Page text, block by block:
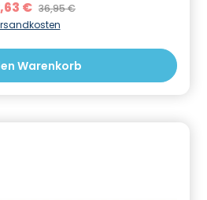
CF Group Deutschland
68, 73240 Wendlingen, DE,
(falls vorhanden):
€ Regulärer Preis:
36,95 €
Warenkorb